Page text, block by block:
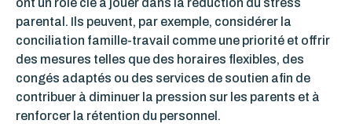
ont un rôle clé à jouer dans la réduction du stress
parental. Ils peuvent, par exemple, considérer la
conciliation famille-travail comme une priorité et offrir
des mesures telles que des horaires flexibles, des
congés adaptés ou des services de soutien afin de
contribuer à diminuer la pression sur les parents et à
renforcer la rétention du personnel.